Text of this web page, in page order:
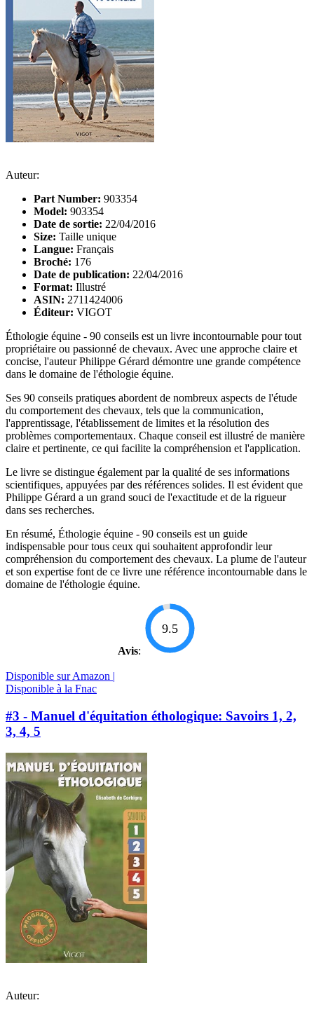
Auteur:
Part Number: 903354
Model: 903354
Date de sortie: 22/04/2016
Size: Taille unique
Langue: Français
Broché: 176
Date de publication: 22/04/2016
Format: Illustré
ASIN: 2711424006
Éditeur: VIGOT
Éthologie équine - 90 conseils est un livre incontournable pour tout
propriétaire ou passionné de chevaux. Avec une approche claire et
concise, l'auteur Philippe Gérard démontre une grande compétence
dans le domaine de l'éthologie équine.
Ses 90 conseils pratiques abordent de nombreux aspects de l'étude
du comportement des chevaux, tels que la communication,
l'apprentissage, l'établissement de limites et la résolution des
problèmes comportementaux. Chaque conseil est illustré de manière
claire et pertinente, ce qui facilite la compréhension et l'application.
Le livre se distingue également par la qualité de ses informations
scientifiques, appuyées par des références solides. Il est évident que
Philippe Gérard a un grand souci de l'exactitude et de la rigueur
dans ses recherches.
En résumé, Éthologie équine - 90 conseils est un guide
indispensable pour tous ceux qui souhaitent approfondir leur
compréhension du comportement des chevaux. La plume de l'auteur
et son expertise font de ce livre une référence incontournable dans le
domaine de l'éthologie équine.
Avis:
9.5
Disponible sur Amazon |
Disponible à la Fnac
#3 - Manuel d'équitation éthologique: Savoirs 1, 2,
3, 4, 5
Auteur: